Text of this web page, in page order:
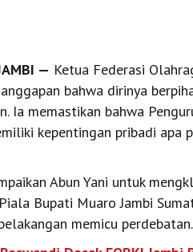
— Ketua Federasi
bahwa dirinya
Ia memastikan bahwa
kepentingan pribadi apa
Abun Yani untuk
Bupati Muaro Jambi
memicu perdebatan.